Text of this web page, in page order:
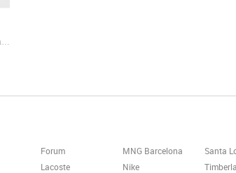
Bolsa Feminina Santa Lolla Tote Preta
Forum
Lacoste
MNG Barcelona
Nike
Santa